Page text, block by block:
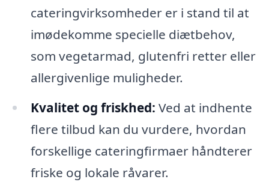
cateringvirksomheder er i stand til at
imødekomme specielle diætbehov,
som vegetarmad, glutenfri retter eller
allergivenlige muligheder.
Kvalitet og friskhed: Ved at indhente
flere tilbud kan du vurdere, hvordan
forskellige cateringfirmaer håndterer
friske og lokale råvarer.